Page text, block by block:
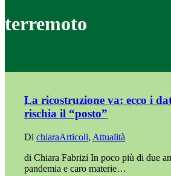
terremoto
La ricostruzione va: ecco i
rischia il “posto”
Di chiaraArticoli, Attualità
di Chiara Fabrizi In poco più di due
pandemia e caro materie…